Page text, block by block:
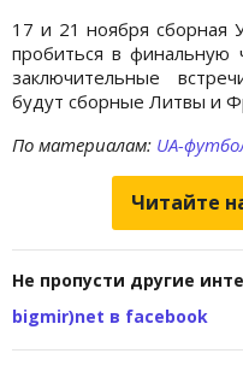
17 и 21 ноября сборная
пробиться в финальную
заключительные
будут сборные Литвы и
По материалам: UA-
Читайте
Не пропусти другие
bigmir)net в facebook